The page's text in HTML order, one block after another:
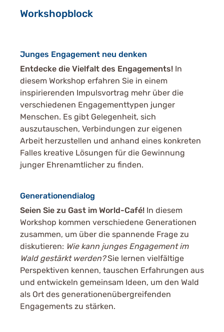
Workshopblock
Junges Engagement neu denken
Entdecke die Vielfalt des Engagements! In
diesem Workshop erfahren Sie in einem
inspirierenden Impulsvortrag mehr über die
verschiedenen Engagementtypen junger
Menschen. Es gibt Gelegenheit, sich
auszutauschen, Verbindungen zur eigenen
Arbeit herzustellen und anhand eines konkreten
Falles kreative Lösungen für die Gewinnung
junger Ehrenamtlicher zu finden.
Generationendialog
Seien Sie zu Gast im World-Café! In diesem
Workshop kommen verschiedene Generationen
zusammen, um über die spannende Frage zu
diskutieren: Wie kann junges Engagement im
Wald gestärkt werden?Sie lernen vielfältige
Perspektiven kennen, tauschen Erfahrungen aus
und entwickeln gemeinsam Ideen, um den Wald
als Ort des generationenübergreifenden
Engagements zu stärken.